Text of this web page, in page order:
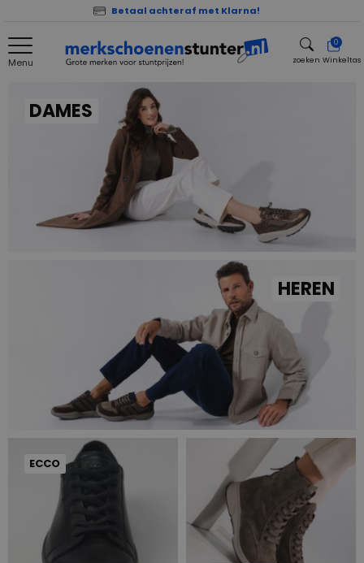
Betaal achteraf met Klarna!
Menu zoeken
0
Winkeltas
DAMES
HEREN
ECCO